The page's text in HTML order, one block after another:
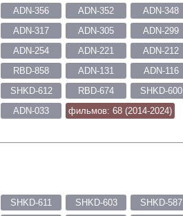
ADN-356 ADN-352
ADN-348
ADN-317 ADN-305
ADN-299
ADN-254 ADN-221
ADN-212
RBD-858 ADN-131
ADN-116
SHKD-612 RBD-674
SHKD-600
ADN-033 фильмов: 68 (2014-2024)
SHKD-611 SHKD-603
SHKD-587